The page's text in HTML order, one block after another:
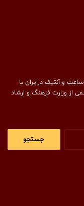
و آنتیک درایران با
از وزارت فرهنگ و ارشاد